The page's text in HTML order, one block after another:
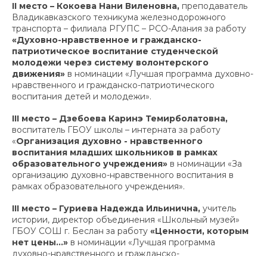
II место – Кокоева Нани Виленовна, преподаватель
Владикавказского техникума железнодорожного
транспорта – филиала РГУПС – РСО-Алания за работу
«Духовно-нравственное и гражданско-
патриотическое воспитание студенческой
молодежи через систему волонтерского
движения» в номинации «Лучшая программа духовно-
нравственного и гражданско-патриотического
воспитания детей и молодежи».
III место – Дзебоева Каринэ Темирболатовна,
воспитатель ГБОУ школы – интерната за работу
«Организация духовно - нравственного
воспитания младших школьников в рамках
образовательного учреждения» в номинации «За
организацию духовно-нравственного воспитания в
рамках образовательного учреждения».
III место – Гуриева Надежда Ильинична, учитель
истории, директор объединения «Школьный музей»
ГБОУ СОШ г. Беслан за работу «Ценности, которым
нет цены...» в номинации «Лучшая программа
духовно-нравственного и гражданско-